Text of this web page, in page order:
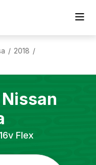
/ 2018 /
Nissan
Flex